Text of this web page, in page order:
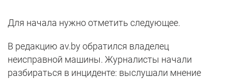
Для начала нужно отметить следующее.
В редакцию av.by обратился владелец
неисправной машины. Журналисты начали
разбираться в инциденте: выслушали мнение